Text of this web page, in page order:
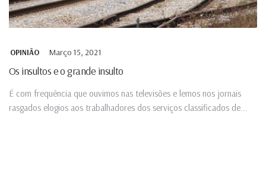
OPINIÃO Março 15, 2021
Os insultos e o grande insulto
É com frequência que ouvimos nas televisões e lemos nos jornais
rasgados elogios aos trabalhadores dos serviços classificados de...